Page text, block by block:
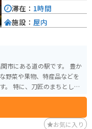
にある道の駅です。 豊か
野菜や果物、特産品などを
て
産におすすめです。 ま
遊歩道や芝生広場があり、
る場合は、道の駅に隣接す
滞在： 1時間
施設： 屋内
お気に入り